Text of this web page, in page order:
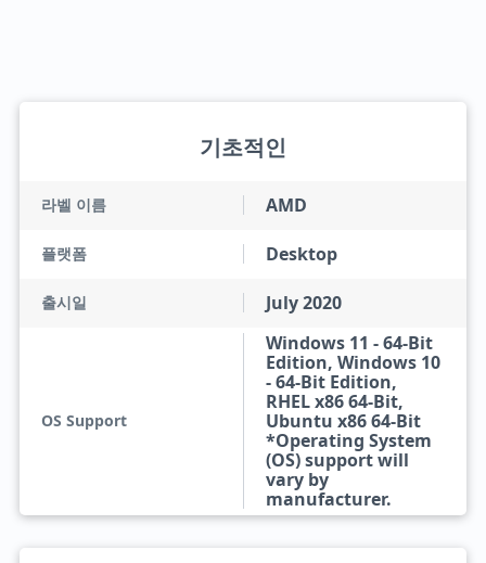
기초적인
라벨 이름 AMD
플랫폼 Desktop
출시일 July 2020
OS Support
Windows 11 - 64-Bit
Edition, Windows 10
- 64-Bit Edition,
RHEL x86 64-Bit,
Ubuntu x86 64-Bit
*Operating System
(OS) support will
vary by
manufacturer.